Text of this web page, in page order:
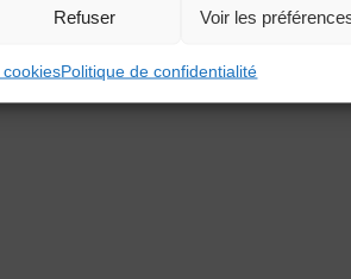
Refuser Voir les
Politique de confidentialité